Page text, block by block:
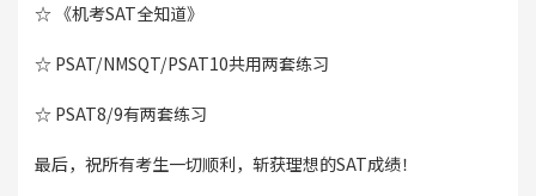
☆ 《机考SAT全知道》
☆ PSAT/NMSQT/PSAT10共用两套练习
☆ PSAT8/9有两套练习
最后，祝所有考生一切顺利，斩获理想的SAT成绩！